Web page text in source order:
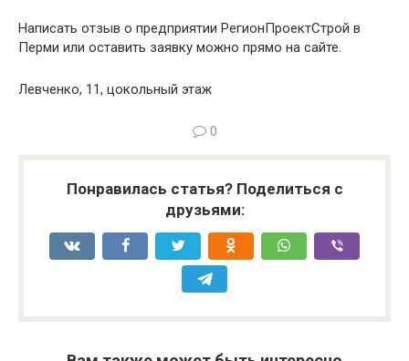
Написать отзыв о предприятии РегионПроектСтрой в
Перми или оставить заявку можно прямо на сайте.
Левченко, 11, цокольный этаж
0
Понравилась статья? Поделиться с
друзьями: